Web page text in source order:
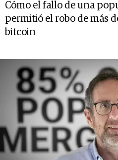
Cómo el fallo de una
permitió el robo de más
bitcoin